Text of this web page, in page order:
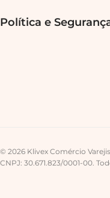
Política e
© 2026 Klivex Comércio
CNPJ: 30.671.823/0001-00.